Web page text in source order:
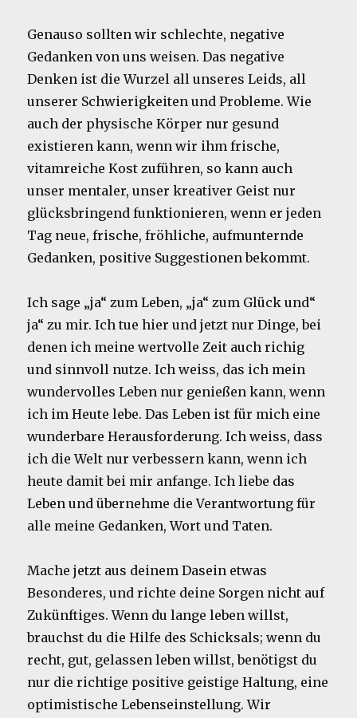
Genauso sollten wir schlechte, negative
Gedanken von uns weisen. Das negative
Denken ist die Wurzel all unseres Leids, all
unserer Schwierigkeiten und Probleme. Wie
auch der physische Körper nur gesund
existieren kann, wenn wir ihm frische,
vitamreiche Kost zuführen, so kann auch
unser mentaler, unser kreativer Geist nur
glücksbringend funktionieren, wenn er jeden
Tag neue, frische, fröhliche, aufmunternde
Gedanken, positive Suggestionen bekommt.
Ich sage „ja“ zum Leben, „ja“ zum Glück und“
ja“ zu mir. Ich tue hier und jetzt nur Dinge, bei
denen ich meine wertvolle Zeit auch richig
und sinnvoll nutze. Ich weiss, das ich mein
wundervolles Leben nur genießen kann, wenn
ich im Heute lebe. Das Leben ist für mich eine
wunderbare Herausforderung. Ich weiss, dass
ich die Welt nur verbessern kann, wenn ich
heute damit bei mir anfange. Ich liebe das
Leben und übernehme die Verantwortung für
alle meine Gedanken, Wort und Taten.
Mache jetzt aus deinem Dasein etwas
Besonderes, und richte deine Sorgen nicht auf
Zukünftiges. Wenn du lange leben willst,
brauchst du die Hilfe des Schicksals; wenn du
recht, gut, gelassen leben willst, benötigst du
nur die richtige positive geistige Haltung, eine
optimistische Lebenseinstellung. Wir